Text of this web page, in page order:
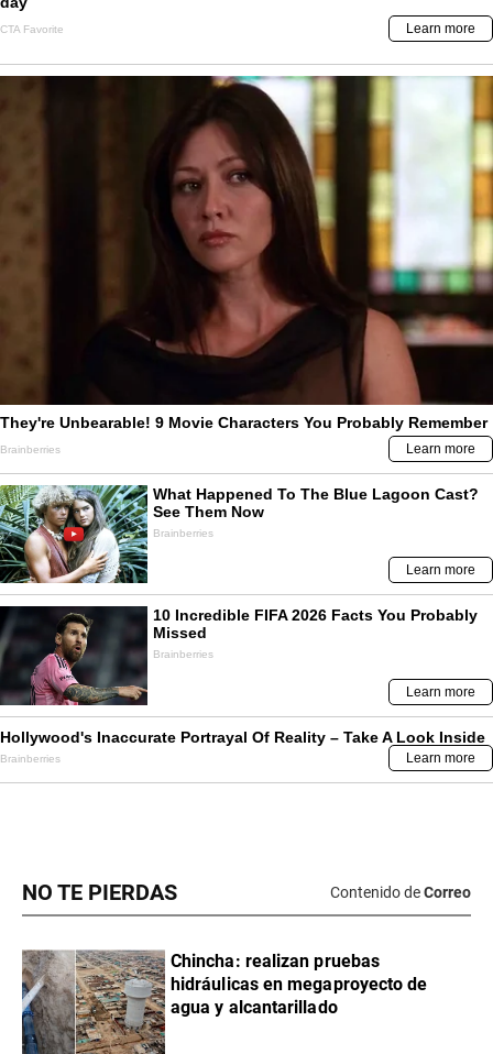
NO TE PIERDAS Contenido deCorreo
Chincha: realizan pruebas
hidráulicas en megaproyecto de
agua y alcantarillado